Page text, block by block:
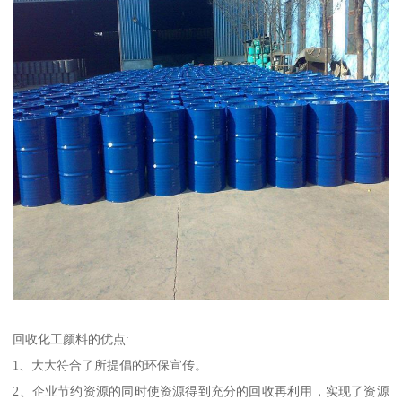
回收化工颜料的优点:
1、大大符合了所提倡的环保宣传。
2、企业节约资源的同时使资源得到充分的回收再利用，实现了资源